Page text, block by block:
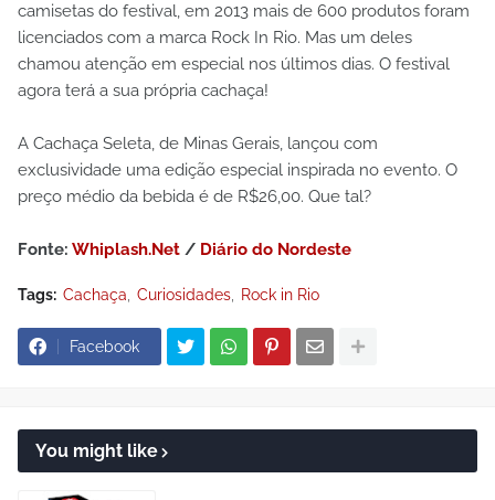
camisetas do festival, em 2013 mais de 600 produtos foram
licenciados com a marca Rock In Rio. Mas um deles
chamou atenção em especial nos últimos dias. O festival
agora terá a sua própria cachaça!
A Cachaça Seleta, de Minas Gerais, lançou com
exclusividade uma edição especial inspirada no evento. O
preço médio da bebida é de R$26,00. Que tal?
Fonte: Whiplash.Net / Diário do Nordeste
Tags: Cachaça Curiosidades Rock in Rio
Facebook
You might like